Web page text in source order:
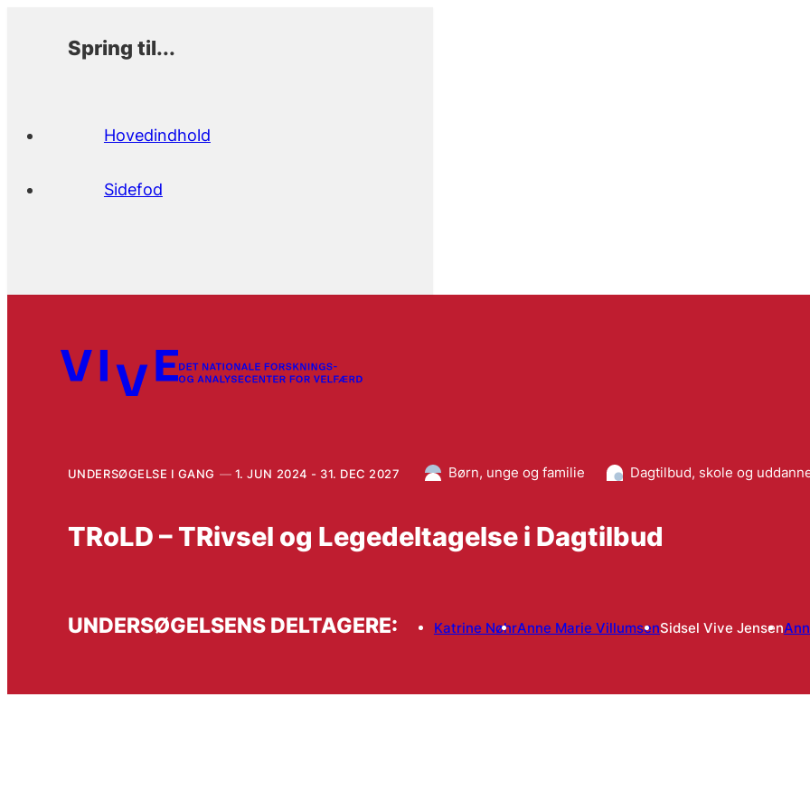
Spring til...
Hovedindhold
Sidefod
UNDERSØGELSE I GANG 1. JUN 2024 - 31. DEC 2027 Børn, unge og familie Dagtilbud, skole og
TRoLD – TRivsel og Legedeltagelse i Dagtilbud
UNDERSØGELSENS DELTAGERE: Katrine NøhrAnne Marie VillumsenSidsel Vive Jensen